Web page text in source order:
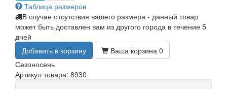
Таблица размеров
В случае отсутствия вашего размера - данный товар
может быть доставлен вам из другого города в течение 5
дней
Добавить в корзину
Ваша корзина 0
Сезоносень
Артикул товара: 8930